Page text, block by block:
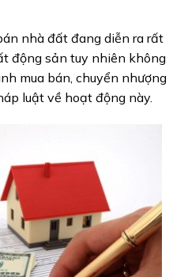
nhà đất đang diễn ra rất
động sản tuy nhiên không
mua bán, chuyển nhượng
luật về hoạt động này.